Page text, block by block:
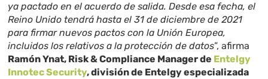
ya pactado en el acuerdo de salida. Desde esa fecha, el
Reino Unido tendrá hasta el 31 de diciembre de 2021
para firmar nuevos pactos con la Unión Europea,
incluidos los relativos a la protección de datos”, afirma
Ramón Ynat, Risk & Compliance Manager de Entelgy
Innotec Security, división de Entelgy especializada